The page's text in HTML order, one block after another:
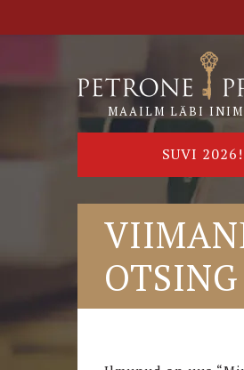
MAAILM LÄBI
SUVI 2026!